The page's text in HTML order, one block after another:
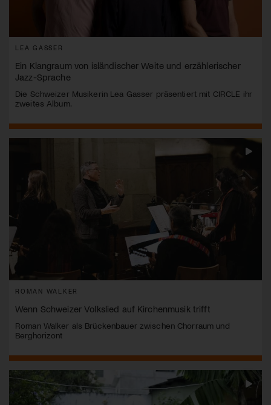
LEA GASSER
Ein Klangraum von isländischer Weite und erzählerischer
Jazz-Sprache
Die Schweizer Musikerin Lea Gasser präsentiert mit CIRCLE ihr
zweites Album.
ROMAN WALKER
Wenn Schweizer Volkslied auf Kirchenmusik trifft
Roman Walker als Brückenbauer zwischen Chorraum und
Berghorizont